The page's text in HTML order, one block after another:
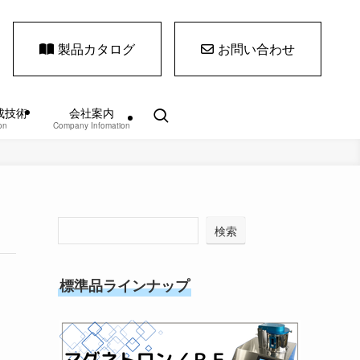
製品カタログ お問い合わせ
技術 会社案内
Company Infomation
検索
標準品ラインナップ